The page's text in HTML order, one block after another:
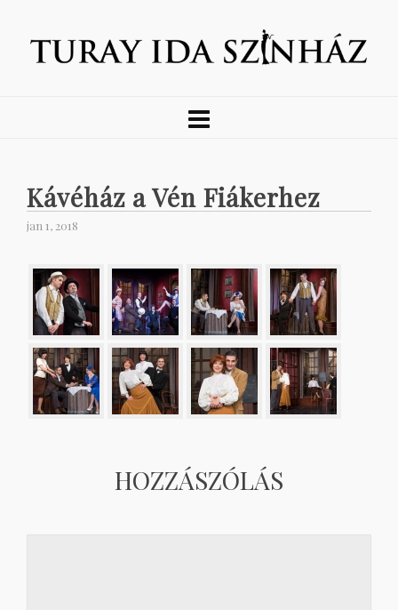
Kávéház a Vén Fiákerhez
jan 1, 2018
HOZZÁSZÓLÁS